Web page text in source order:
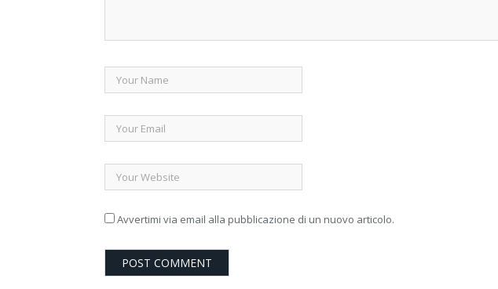
Avvertimi via email alla pubblicazione di un nuovo articolo.